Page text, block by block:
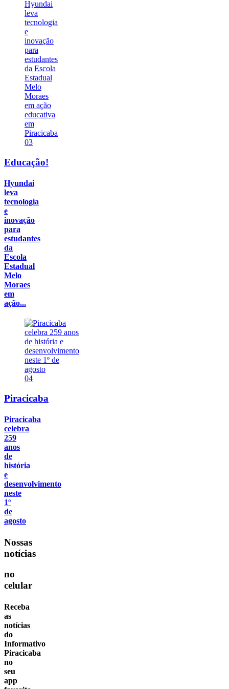
03
Educação!
Hyundai
leva
tecnologia
e
inovação
para
estudantes
da
Escola
Estadual
Melo
Moraes
em
ação...
04
Piracicaba
Piracicaba
celebra
259
anos
de
história
e
desenvolvimento
neste
1º
de
agosto
Nossas
notícias
no
celular
Receba
as
notícias
do
Informativo
Piracicaba
no
seu
app